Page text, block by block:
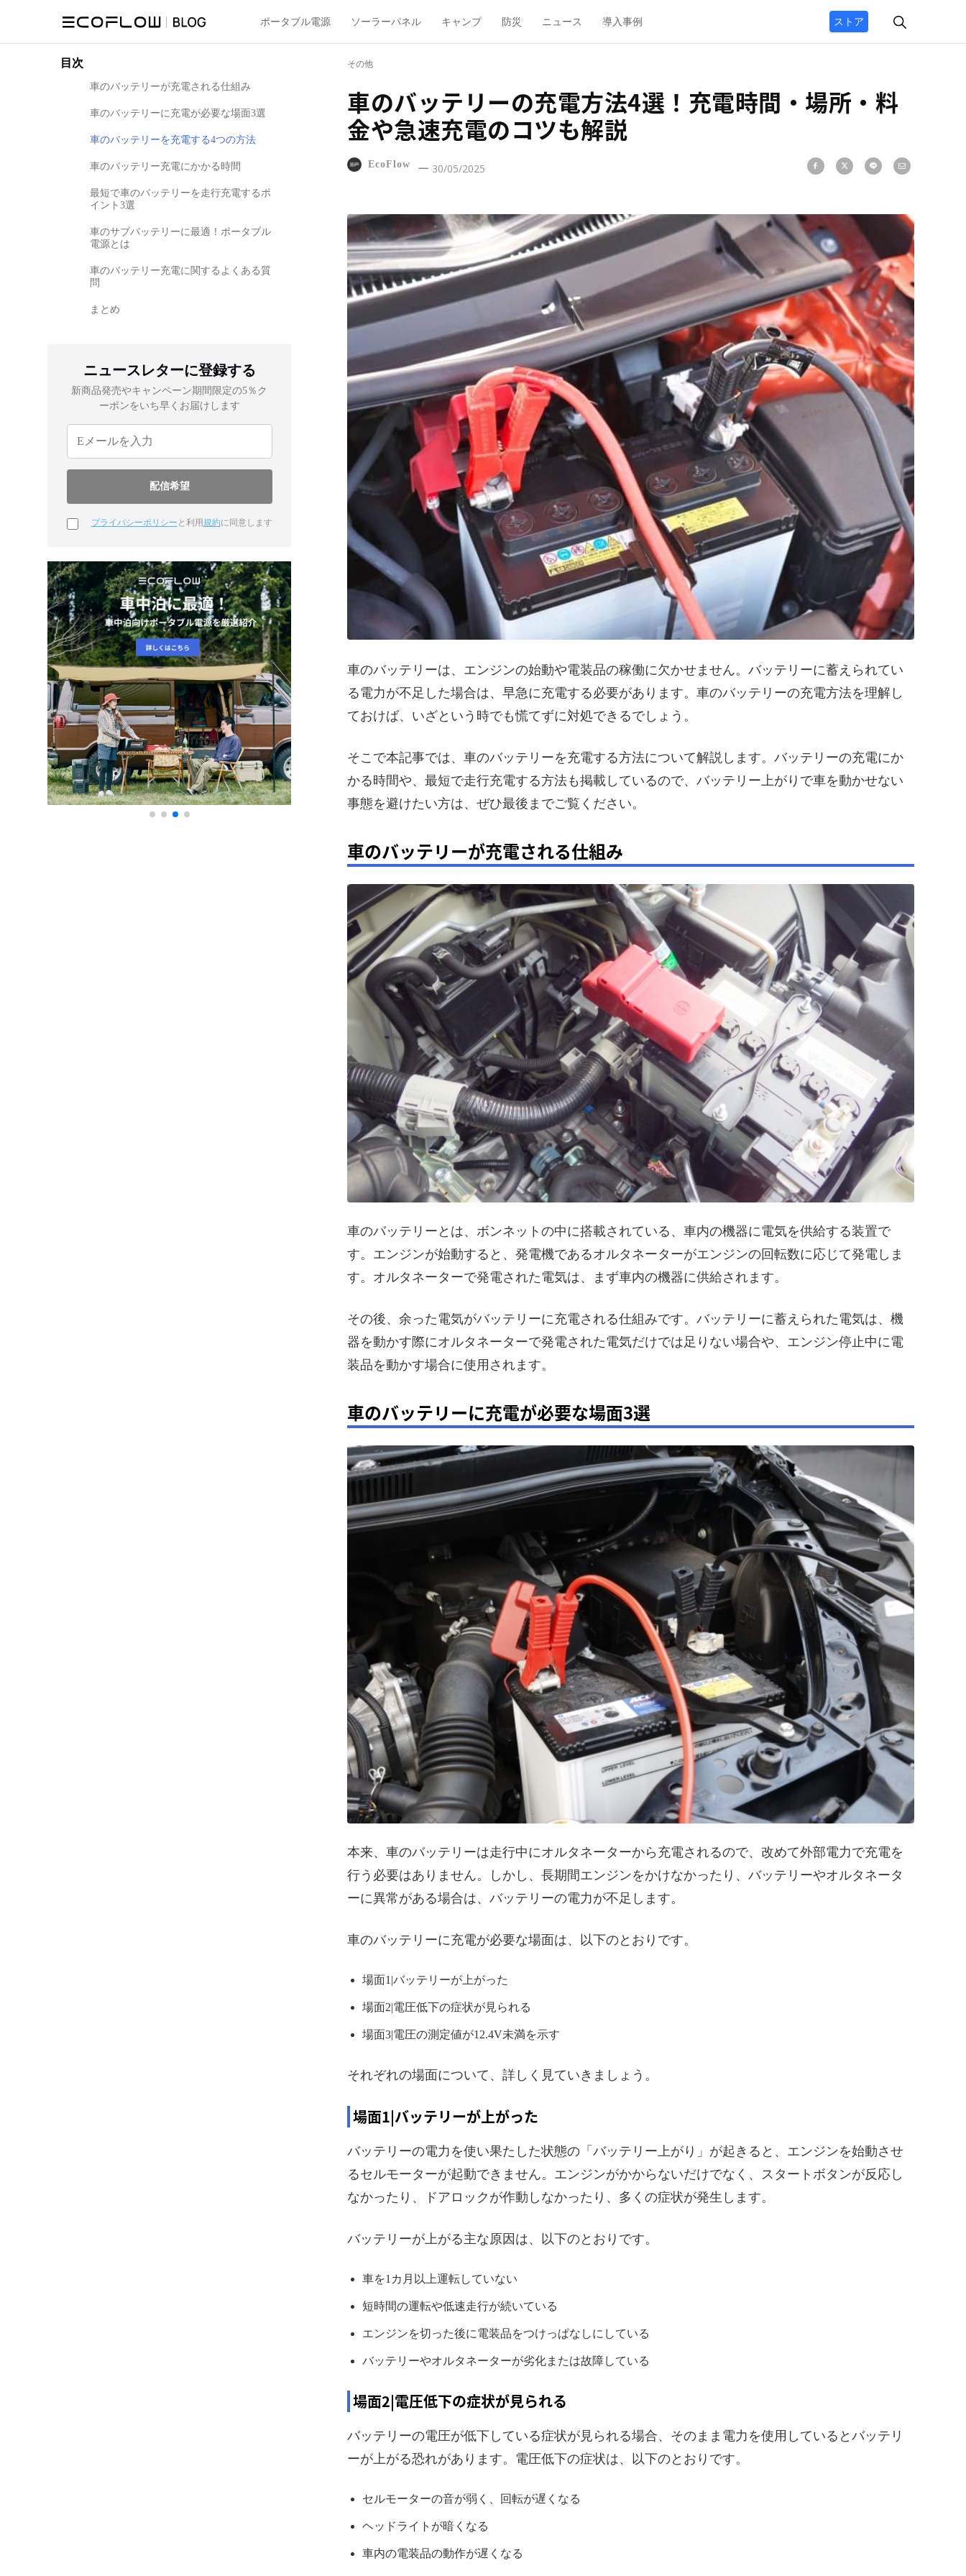
ポータブル電源 ソーラーパネル キャンプ 防災 ニュース 導入事例 ストア
目次
車のバッテリーが充電される仕組み
車のバッテリーに充電が必要な場面3選
車のバッテリーを充電する4つの方法
車のバッテリー充電にかかる時間
最短で車のバッテリーを走行充電するポ
イント3選
車のサブバッテリーに最適！ポータブル
電源とは
車のバッテリー充電に関するよくある質
問
まとめ
ニュースレターに登録する
新商品発売やキャンペーン期間限定の5％ク
ーポンをいち早くお届けします
プライバシーポリシー と利用規約に同意します
その他
車のバッテリーの充電方法4選！充電時間・場所・料
金や急速充電のコツも解説
EcoFlow 30/05/2025
車のバッテリーは、エンジンの始動や電装品の稼働に欠かせません。バッテリーに蓄えられてい
る電力が不足した場合は、早急に充電する必要があります。車のバッテリーの充電方法を理解し
ておけば、いざという時でも慌てずに対処できるでしょう。
そこで本記事では、車のバッテリーを充電する方法について解説します。バッテリーの充電にか
かる時間や、最短で走行充電する方法も掲載しているので、バッテリー上がりで車を動かせない
事態を避けたい方は、ぜひ最後までご覧ください。
車のバッテリーが充電される仕組み
車のバッテリーとは、ボンネットの中に搭載されている、車内の機器に電気を供給する装置で
す。エンジンが始動すると、発電機であるオルタネーターがエンジンの回転数に応じて発電しま
す。オルタネーターで発電された電気は、まず車内の機器に供給されます。
その後、余った電気がバッテリーに充電される仕組みです。バッテリーに蓄えられた電気は、機
器を動かす際にオルタネーターで発電された電気だけでは足りない場合や、エンジン停止中に電
装品を動かす場合に使用されます。
車のバッテリーに充電が必要な場面3選
本来、車のバッテリーは走行中にオルタネーターから充電されるので、改めて外部電力で充電を
行う必要はありません。しかし、長期間エンジンをかけなかったり、バッテリーやオルタネータ
ーに異常がある場合は、バッテリーの電力が不足します。
車のバッテリーに充電が必要な場面は、以下のとおりです。
場面1|バッテリーが上がった
場面2|電圧低下の症状が見られる
場面3|電圧の測定値が12.4V未満を示す
それぞれの場面について、詳しく見ていきましょう。
場面1|バッテリーが上がった
バッテリーの電力を使い果たした状態の「バッテリー上がり」が起きると、エンジンを始動させ
るセルモーターが起動できません。エンジンがかからないだけでなく、スタートボタンが反応し
なかったり、ドアロックが作動しなかったり、多くの症状が発生します。
バッテリーが上がる主な原因は、以下のとおりです。
車を1カ月以上運転していない
短時間の運転や低速走行が続いている
エンジンを切った後に電装品をつけっぱなしにしている
バッテリーやオルタネーターが劣化または故障している
場面2|電圧低下の症状が見られる
バッテリーの電圧が低下している症状が見られる場合、そのまま電力を使用しているとバッテリ
ーが上がる恐れがあります。電圧低下の症状は、以下のとおりです。
セルモーターの音が弱く、回転が遅くなる
ヘッドライトが暗くなる
車内の電装品の動作が遅くなる